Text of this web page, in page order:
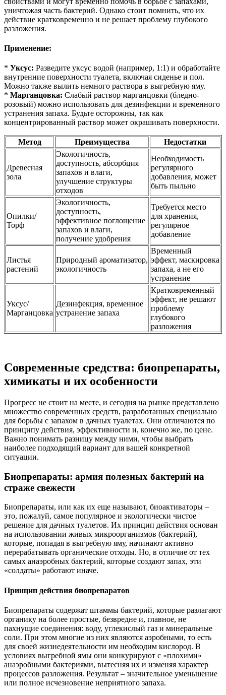
уничтожая часть бактерий. Однако стоит помнить, что их
действие кратковременно и не решает проблему глубокого
разложения.
Применение:
* Уксус: Разведите уксус водой (например, 1:1) и обработайте
внутренние поверхности туалета, включая сиденье и пол.
Можно также вылить немного раствора в выгребную яму.
* Марганцовка: Слабый раствор марганцовки (бледно-
розовый) можно использовать для дезинфекции и временного
устранения запаха. Будьте осторожны, так как
концентрированный раствор может окрашивать поверхности.
Метод Преимущества Недостатки
Древесная
зола
Экологичность,
доступность, абсорбция
запахов и влаги,
улучшение структуры
отходов
Необходимость
регулярного
добавления, может
быть пыльно
Опилки/
Торф
Экологичность,
доступность,
эффективное поглощение
запахов и влаги,
получение удобрения
Требуется место
для хранения,
регулярное
добавление
Листья
растений
Природный ароматизатор,
экологичность
Временный
эффект, маскировка
запаха, а не его
устранение
Уксус/
Марганцовка
Дезинфекция, временное
устранение запаха
Кратковременный
эффект, не решают
проблему
глубокого
разложения
Современные средства: биопрепараты,
химикаты и их особенности
Прогресс не стоит на месте, и сегодня на рынке представлено
множество современных средств, разработанных специально
для борьбы с запахом в дачных туалетах. Они отличаются по
принципу действия, эффективности и, конечно же, по цене.
Важно понимать разницу между ними, чтобы выбрать
наиболее подходящий вариант для вашей конкретной
ситуации.
Биопрепараты: армия полезных бактерий на
страже свежести
Биопрепараты, или как их еще называют, биоактиваторы –
это, пожалуй, самое популярное и экологически чистое
решение для дачных туалетов. Их принцип действия основан
на использовании живых микроорганизмов (бактерий),
которые, попадая в выгребную яму, начинают активно
перерабатывать органические отходы. Но, в отличие от тех
самых анаэробных бактерий, которые создают запах, эти
«солдаты» работают иначе.
Принцип действия биопрепаратов
Биопрепараты содержат штаммы бактерий, которые разлагают
органику на более простые, безвредне и, главное, не
пахнущие соединения: воду, углекислый газ и минеральные
соли. При этом многие из них являются аэробными, то есть
для своей жизнедеятельности им необходим кислород. В
условиях выгребной ямы они конкурируют с «плохими»
анаэробными бактериями, вытесняя их и изменяя характер
процессов разложения. Результат – значительное уменьшение
или полное исчезновение неприятного запаха.